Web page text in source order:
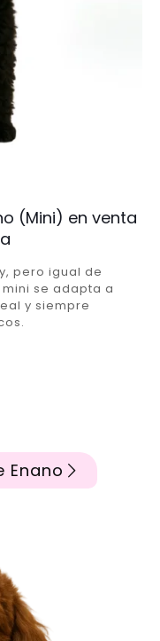
(Mini) en venta
pero igual de
se adapta a
y siempre
Enano